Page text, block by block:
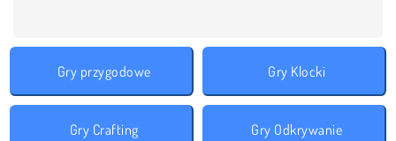
Gry przygodowe Gry Klocki
Gry Crafting Gry Odkrywanie